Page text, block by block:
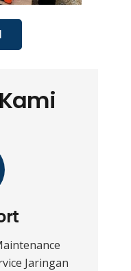
Jaringan